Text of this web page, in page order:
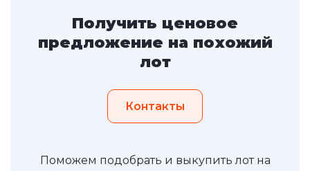
Получить ценовое
предложение на похожий
лот
Контакты
Поможем подобрать и выкупить лот на